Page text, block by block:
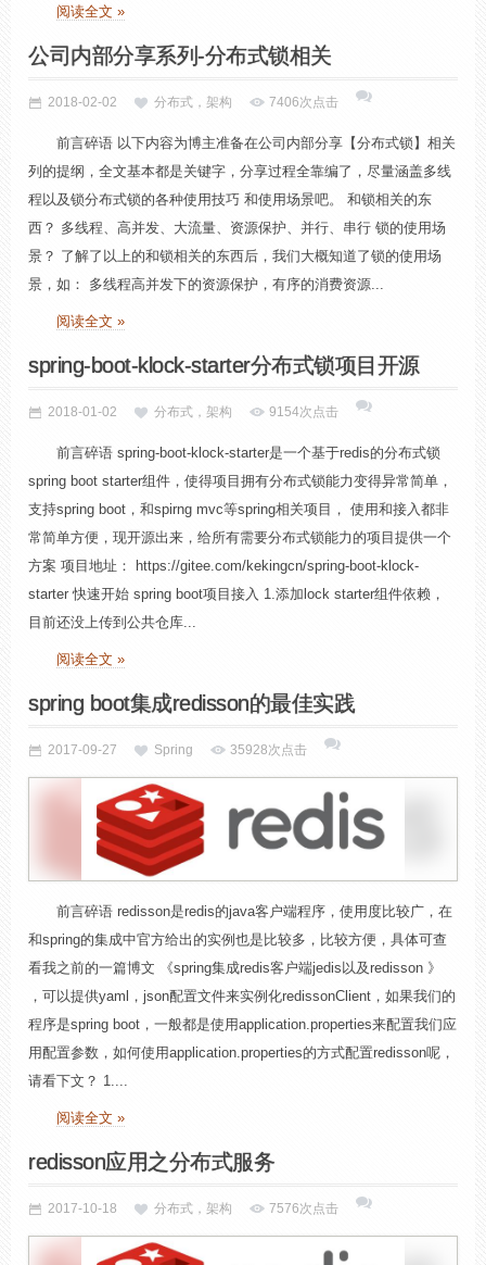
阅读全文 »
公司内部分享系列-分布式锁相关
2018-02-02 分布式，架构 7406次点击
前言碎语 以下内容为博主准备在公司内部分享【分布式锁】相关
列的提纲，全文基本都是关键字，分享过程全靠编了，尽量涵盖多线
程以及锁分布式锁的各种使用技巧 和使用场景吧。 和锁相关的东
西？ 多线程、高并发、大流量、资源保护、并行、串行 锁的使用场
景？ 了解了以上的和锁相关的东西后，我们大概知道了锁的使用场
景，如： 多线程高并发下的资源保护，有序的消费资源...
阅读全文 »
spring-boot-klock-starter分布式锁项目开源
2018-01-02 分布式，架构 9154次点击
前言碎语 spring-boot-klock-starter是一个基于redis的分布式锁
spring boot starter组件，使得项目拥有分布式锁能力变得异常简单，
支持spring boot，和spirng mvc等spring相关项目， 使用和接入都非
常简单方便，现开源出来，给所有需要分布式锁能力的项目提供一个
方案 项目地址： https://gitee.com/kekingcn/spring-boot-klock-
starter 快速开始 spring boot项目接入 1.添加lock starter组件依赖，
目前还没上传到公共仓库...
阅读全文 »
spring boot集成redisson的最佳实践
2017-09-27 Spring 35928次点击
前言碎语 redisson是redis的java客户端程序，使用度比较广，在
和spring的集成中官方给出的实例也是比较多，比较方便，具体可查
看我之前的一篇博文 《spring集成redis客户端jedis以及redisson 》
，可以提供yaml，json配置文件来实例化redissonClient，如果我们的
程序是spring boot，一般都是使用application.properties来配置我们应
用配置参数，如何使用application.properties的方式配置redisson呢，
请看下文？ 1....
阅读全文 »
redisson应用之分布式服务
2017-10-18 分布式，架构 7576次点击